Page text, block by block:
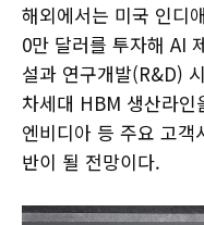
해외에서는 미국 인디
0만 달러를 투자해 AI
설과 연구개발(R&D)
차세대 HBM 생산라인
엔비디아 등 주요 고객
반이 될 전망이다.